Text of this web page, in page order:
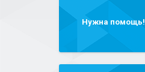
Нужна помощь!